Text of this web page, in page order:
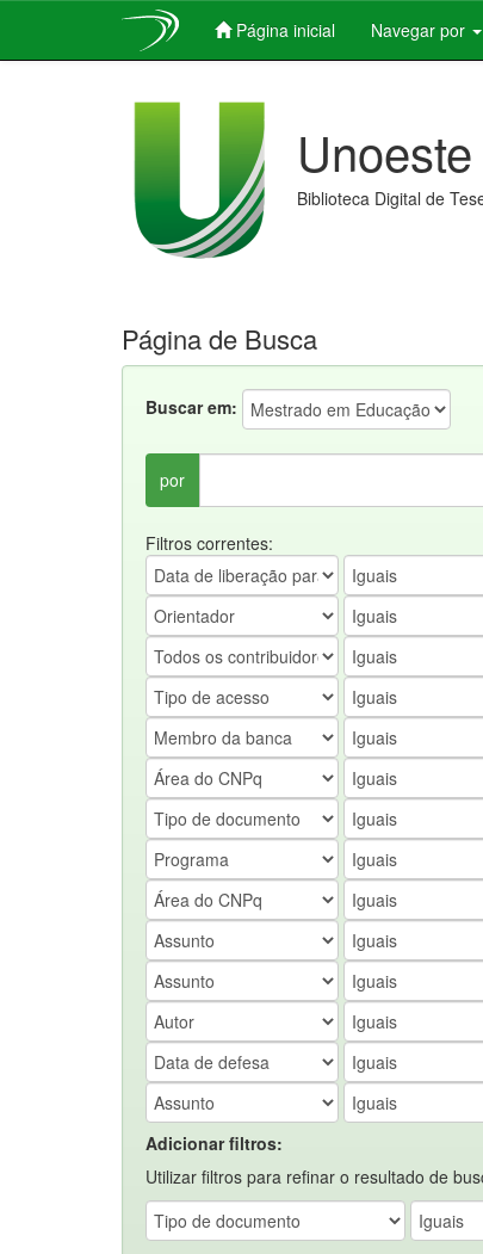
Página inicial Navegar por
Unoeste
Biblioteca Digital de
Página de Busca
Buscar em:
por
Filtros correntes:
Adicionar filtros:
Utilizar filtros para refinar o resultado de